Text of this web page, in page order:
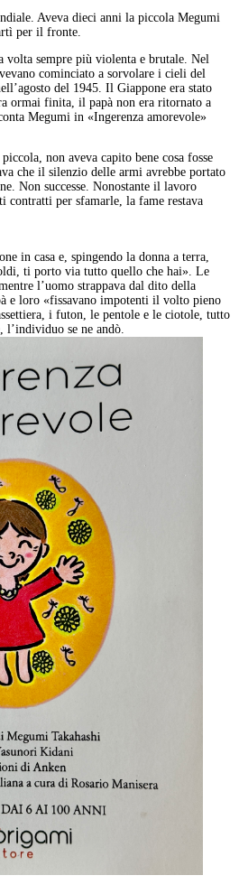
Aveva dieci anni la piccola Megumi
per il fronte.
volta sempre più violenta e brutale. Nel
cominciato a sorvolare i cieli del
del 1945. Il Giappone era stato
ormai finita, il papà non era ritornato a
Megumi in «Ingerenza amorevole»
non aveva capito bene cosa fosse
che il silenzio delle armi avrebbe portato
Non successe. Nonostante il lavoro
contratti per sfamarle, la fame restava
in casa e, spingendo la donna a terra,
ti porto via tutto quello che hai». Le
l’uomo strappava dal dito della
e loro «fissavano impotenti il volto pieno
i futon, le pentole e le ciotole, tutto
l’individuo se ne andò.